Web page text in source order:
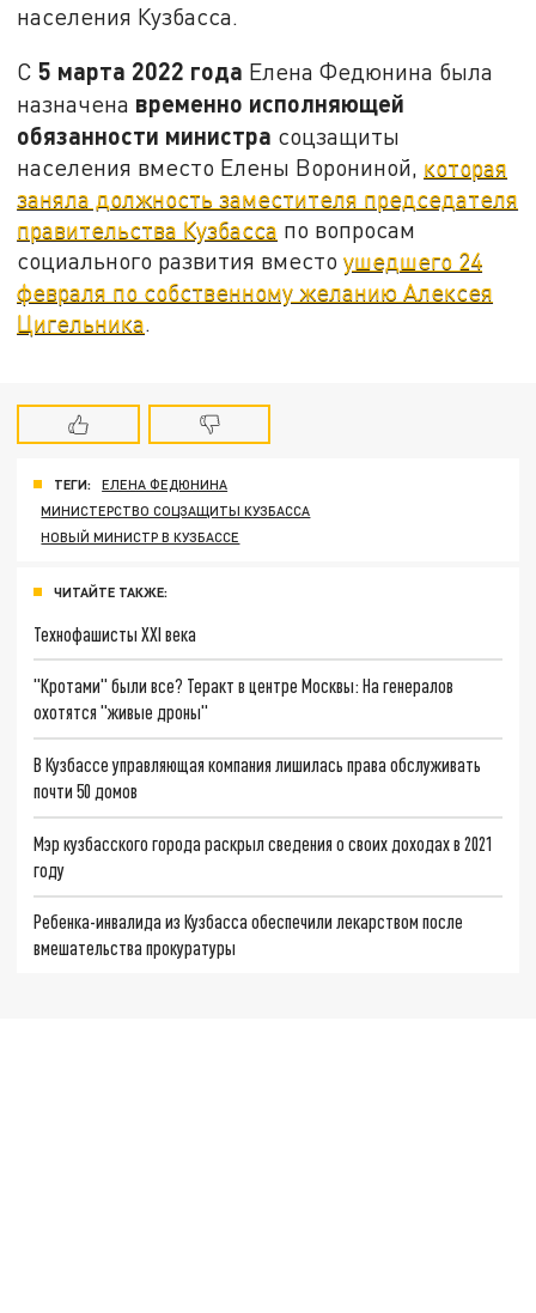
населения Кузбасса.
С5 марта 2022 года Елена Федюнина была
назначена временно исполняющей
обязанности министра соцзащиты
населения вместо Елены Ворониной, которая
заняла должность заместителя председателя
правительства Кузбасса по вопросам
социального развития вместоушедшего 24
февраля по собственному желанию Алексея
Цигельника.
ТЕГИ:
ЕЛЕНА ФЕДЮНИНА
МИНИСТЕРСТВО СОЦЗАЩИТЫ КУЗБАССА
НОВЫЙ МИНИСТР В КУЗБАССЕ
ЧИТАЙТЕ ТАКЖЕ:
Технофашисты XXI века
"Кротами" были все? Теракт в центре Москвы: На генералов
охотятся "живые дроны"
В Кузбассе управляющая компания лишилась права обслуживать
почти 50 домов
Мэр кузбасского города раскрыл сведения о своих доходах в 2021
году
Ребенка-инвалида из Кузбасса обеспечили лекарством после
вмешательства прокуратуры